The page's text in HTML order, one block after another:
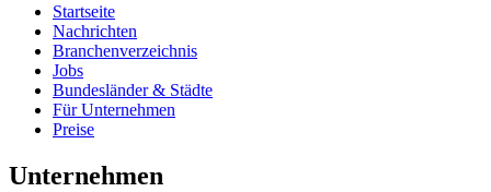
Startseite
Nachrichten
Branchenverzeichnis
Jobs
Bundesländer & Städte
Für Unternehmen
Preise
Unternehmen